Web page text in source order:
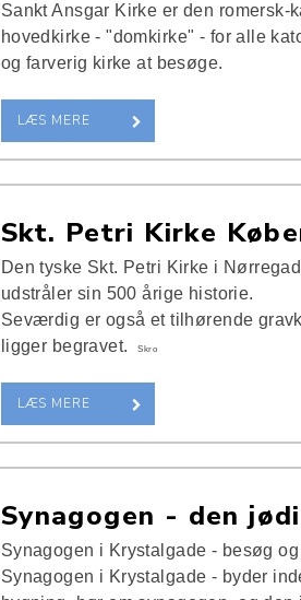
Sankt Ansgar Kirke er den
hovedkirke - "domkirke" - for alle
og farverig kirke at besøge.
LÆS MERE
Skt. Petri Kirke
Den tyske Skt. Petri Kirke i
udstråler sin 500 årige historie.
Seværdig er også et tilhørende
ligger begravet.Skro
LÆS MERE
Synagogen - den
Synagogen i Krystalgade - besøg
Synagogen i Krystalgade - byder